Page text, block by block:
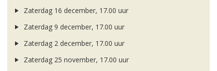
Zaterdag 16 december, 17.00 uur
Zaterdag 9 december, 17.00 uur
Zaterdag 2 december, 17.00 uur
Zaterdag 25 november, 17.00 uur